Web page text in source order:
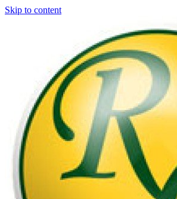
Skip to content